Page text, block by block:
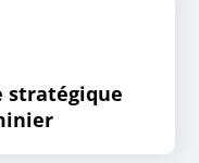
stratégique